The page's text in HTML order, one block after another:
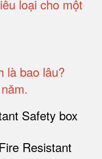
loại cho một
là bao lâu?